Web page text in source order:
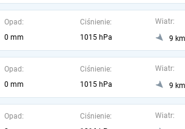
Opad:
0 mm
Ciśnienie:
1015 hPa
Wiatr:
9
Opad:
0 mm
Ciśnienie:
1015 hPa
Wiatr:
9
Opad:
Ciśnienie:
Wiatr: